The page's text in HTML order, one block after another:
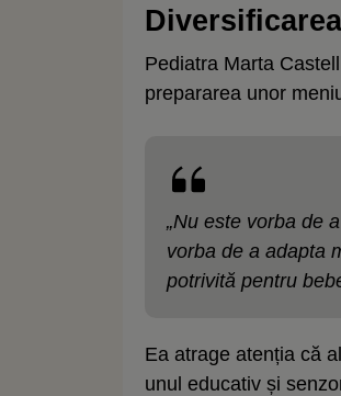
Pediatra Marta
prepararea unor
„Nu este vorba de
vorba de a adapta
potrivită pentru
Ea atrage atenția că
unul educativ și